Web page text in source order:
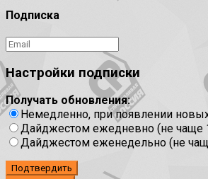
Подписка
Настройки подписки
Получать обновления:
Немедленно, при появлении
Дайджестом ежедневно (не чаще
Дайджестом еженедельно (не
Подтвердить